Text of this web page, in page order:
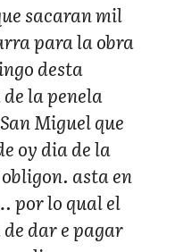
sacaran mil
para la obra
desta
la penela
Miguel que
oy dia de la
asta en
por lo qual el
dar e pagar